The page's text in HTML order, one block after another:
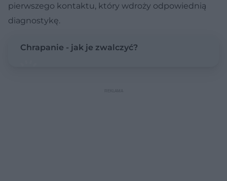
pierwszego kontaktu, który wdroży odpowiednią
diagnostykę.
Chrapanie - jak je zwalczyć?